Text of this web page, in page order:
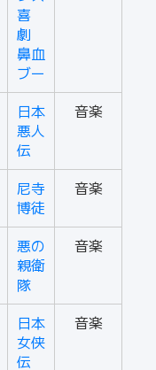
喜
劇
鼻血
ブー
日本
悪人
伝
音楽
尼寺
博徒
音楽
悪の
親衛
隊
音楽
日本
女侠
伝
音楽